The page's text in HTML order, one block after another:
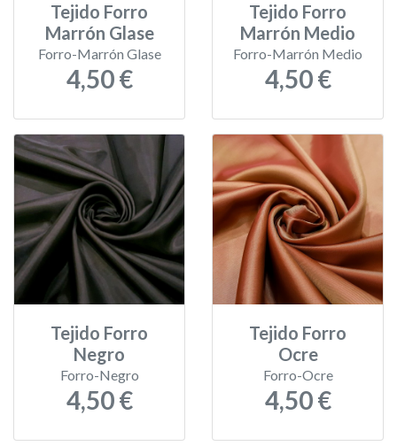
Tejido Forro
Marrón Glase
Forro-Marrón Glase
4,50 €
Tejido Forro
Marrón Medio
Forro-Marrón Medio
4,50 €
Tejido Forro
Negro
Forro-Negro
4,50 €
Tejido Forro
Ocre
Forro-Ocre
4,50 €